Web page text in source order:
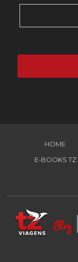
HOME
E-BOOKS TZ